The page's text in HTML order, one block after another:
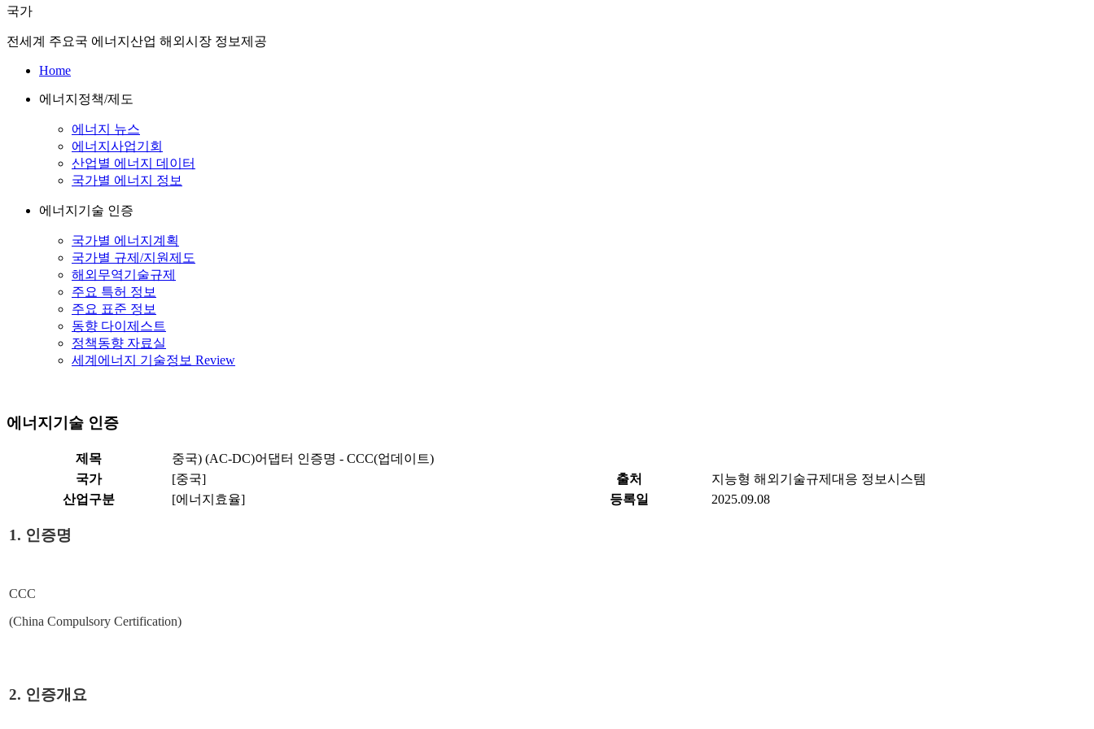
국가
전세계 주요국 에너지산업 해외시장 정보제공
Home
에너지정책/제도
에너지 뉴스
에너지사업기회
산업별 에너지 데이터
국가별 에너지 정보
에너지기술 인증
국가별 에너지계획
국가별 규제/지원제도
해외무역기술규제
주요 특허 정보
주요 표준 정보
동향 다이제스트
정책동향 자료실
세계에너지 기술정보 Review
에너지기술 인증
제목
중국) (AC-DC)어댑터 인증명 - CCC(업데이트)
국가
[중국] 출처
지능형 해외기술규제대응 정보시스템
산업구분
[에너지효율] 등록일 2025.09.08
1. 인증명
CCC
(China Compulsory Certification)
2. 인증개요